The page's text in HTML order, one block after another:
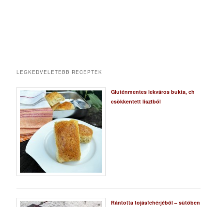
LEGKEDVELETEBB RECEPTEK
Gluténmentes lekváros bukta, ch
csökkentett lisztből
Rántotta tojásfehérjéből – sütőben